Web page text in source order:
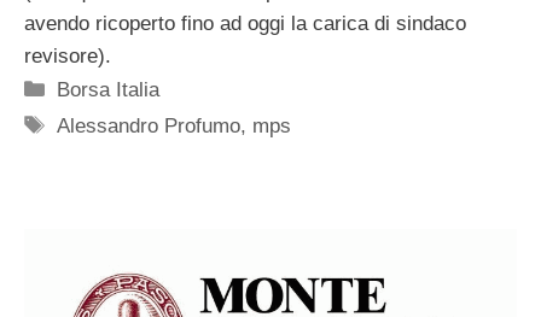
avendo ricoperto fino ad oggi la carica di sindaco
revisore).
Categorie
Borsa Italia
Tag
Alessandro Profumo, mps